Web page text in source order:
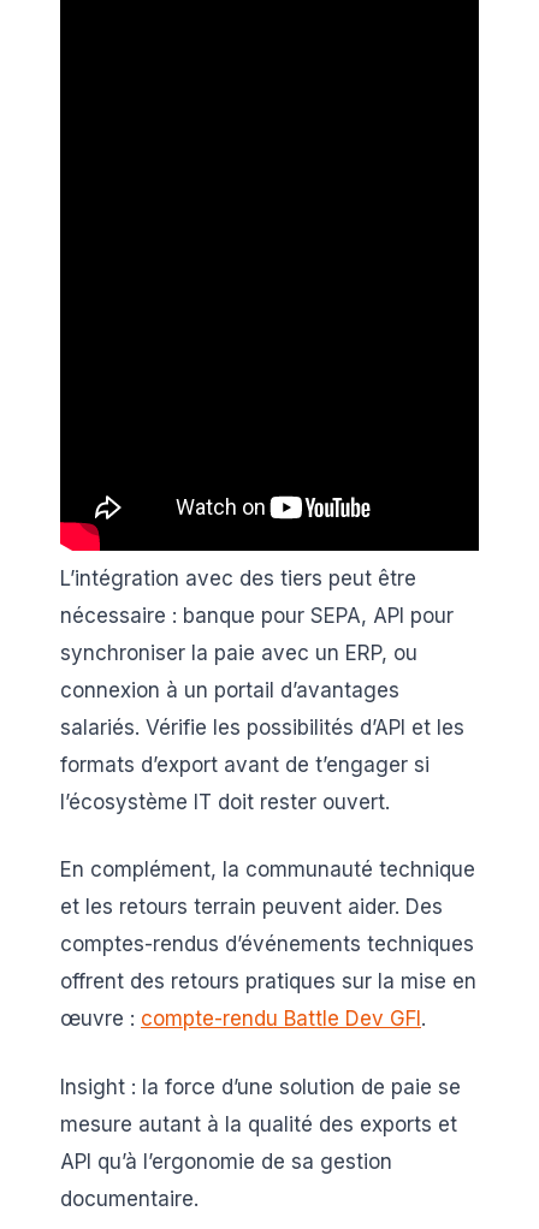
L’intégration avec des tiers peut être
nécessaire : banque pour SEPA, API pour
synchroniser la paie avec un ERP, ou
connexion à un portail d’avantages
salariés. Vérifie les possibilités d’API et les
formats d’export avant de t’engager si
l’écosystème IT doit rester ouvert.
En complément, la communauté technique
et les retours terrain peuvent aider. Des
comptes-rendus d’événements techniques
offrent des retours pratiques sur la mise en
œuvre : compte-rendu Battle Dev GFI .
Insight : la force d’une solution de paie se
mesure autant à la qualité des exports et
API qu’à l’ergonomie de sa gestion
documentaire.